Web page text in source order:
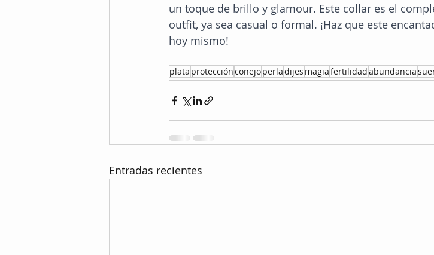
un toque de brillo y glamour. Este collar es el
outfit, ya sea casual o formal. ¡Haz que este
hoy mismo!
plata protecciónconejoperladijes magiafertilidadabundancia
Entradas recientes